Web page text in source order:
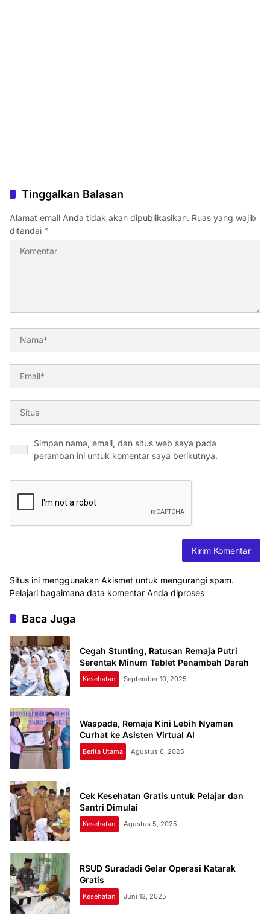
Tinggalkan Balasan
Alamat email Anda tidak akan dipublikasikan. Ruas yang wajib
ditandai *
Simpan nama, email, dan situs web saya pada
peramban ini untuk komentar saya berikutnya.
Situs ini menggunakan Akismet untuk mengurangi spam.
Pelajari bagaimana data komentar Anda diproses
Baca Juga
Cegah Stunting, Ratusan Remaja Putri
Serentak Minum Tablet Penambah Darah
Kesehatan September 10, 2025
Waspada, Remaja Kini Lebih Nyaman
Curhat ke Asisten Virtual AI
Berita Utama Agustus 6, 2025
Cek Kesehatan Gratis untuk Pelajar dan
Santri Dimulai
Kesehatan Agustus 5, 2025
RSUD Suradadi Gelar Operasi Katarak
Gratis
Kesehatan Juni 13, 2025